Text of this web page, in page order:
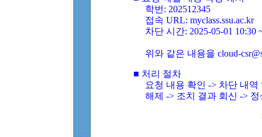
학번: 202512345
접속 URL: myclass.ssu.ac.kr
차단 시간: 2025-05-01 10:30
위와 같은 내용을 cloud-
■ 처리 절차
요청 내용 확인 -> 차단 내
해제 -> 조치 결과 회신 ->